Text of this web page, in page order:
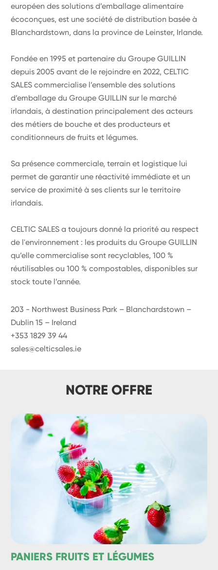
européen des solutions d’emballage alimentaire
écoconçues, est une société de distribution basée à
Blanchardstown, dans la province de Leinster, Irlande.
Fondée en 1995 et partenaire du Groupe GUILLIN
depuis 2005 avant de le rejoindre en 2022, CELTIC
SALES commercialise l’ensemble des solutions
d’emballage du Groupe GUILLIN sur le marché
irlandais, à destination principalement des acteurs
des métiers de bouche et des producteurs et
conditionneurs de fruits et légumes.
Sa présence commerciale, terrain et logistique lui
permet de garantir une réactivité immédiate et un
service de proximité à ses clients sur le territoire
irlandais.
CELTIC SALES a toujours donné la priorité au respect
de l'environnement : les produits du Groupe GUILLIN
qu’elle commercialise sont recyclables, 100 %
réutilisables ou 100 % compostables, disponibles sur
stock toute l’année.
203 - Northwest Business Park – Blanchardstown –
Dublin 15 – Ireland
+353 1829 39 44
sales@celticsales.ie
NOTRE OFFRE
PANIERS FRUITS ET LÉGUMES